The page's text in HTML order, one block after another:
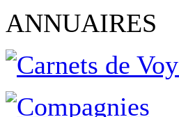
ANNUAIRES